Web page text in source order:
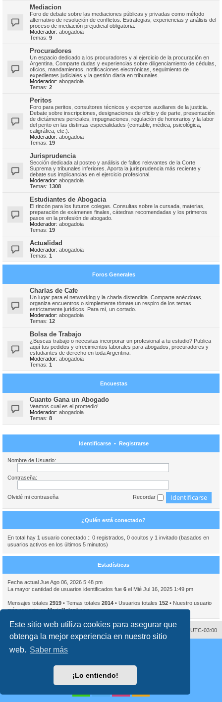
Este sitio web utiliza cookies para asegurar que
obtenga la mejor experiencia en nuestro sitio
web. Saber más
¡Lo entiendo!
Mediacion
Foro de debate sobre las mediaciones públicas y privadas como método
alternativo de resolución de conflictos. Estrategias, experiencias y análisis del
proceso de mediación prejudicial obligatoria.
Moderador: abogadoia
Temas: 9
Procuradores
Un espacio dedicado a los procuradores y al ejercicio de la procuración en
Argentina. Comparte dudas y experiencias sobre diligenciamiento de cédulas,
oficios, mandamientos, notificaciones electrónicas, seguimiento de
expedientes judiciales y la gestión diaria en tribunales.
Moderador: abogadoia
Temas: 2
Peritos
Foro para peritos, consultores técnicos y expertos auxiliares de la justicia.
Debate sobre inscripciones, designaciones de oficio y de parte, presentación
de dictámenes periciales, impugnaciones, regulación de honorarios y la labor
del perito en las distintas especialidades (contable, médica, psicológica,
caligráfica, etc.).
Moderador: abogadoia
Temas: 19
Jurisprudencia
Sección dedicada al posteo y análisis de fallos relevantes de la Corte
Suprema y tribunales inferiores. Aporta la jurisprudencia más reciente y
debate sus implicancias en el ejercicio profesional.
Moderador: abogadoia
Temas: 1308
Estudiantes de Abogacia
El rincón para los futuros colegas. Consultas sobre la cursada, materias,
preparación de exámenes finales, cátedras recomendadas y los primeros
pasos en la profesión de abogado.
Moderador: abogadoia
Temas: 19
Actualidad
Moderador: abogadoia
Temas: 1
Foros Generales
Charlas de Cafe
Un lugar para el networking y la charla distendida. Comparte anécdotas,
organiza encuentros o simplemente tómate un respiro de los temas
estrictamente jurídicos. Para mí, un cortado.
Moderador: abogadoia
Temas: 12
Bolsa de Trabajo
¿Buscas trabajo o necesitas incorporar un profesional a tu estudio? Publica
aquí tus pedidos y ofrecimientos laborales para abogados, procuradores y
estudiantes de derecho en toda Argentina.
Moderador: abogadoia
Temas: 1
Encuestas
Cuanto Gana un Abogado
Veamos cual es el promedio!
Moderador: abogadoia
Temas: 8
Identificarse• Registrarse
Nombre de Usuario:
Contraseña:
Olvidé mi contraseña Recordar
¿Quién está conectado?
En total hay 1 usuario conectado :: 0 registrados, 0 ocultos y 1 invitado (basados en
usuarios activos en los últimos 5 minutos)
Estadísticas
Fecha actual Jue Ago 06, 2026 5:48 pm
La mayor cantidad de usuarios identificados fue 6 el Mié Jul 16, 2025 1:49 pm
Mensajes totales 2919 • Temas totales 2014 • Usuarios totales 152 • Nuestro usuario
más reciente esMariaBelenLeon
Todos los horarios son UTC-03:00
Borrar cookies
Desarrollado por
® Forum Software © phpBB Limited
Traducción al español porphpBB España
Condiciones